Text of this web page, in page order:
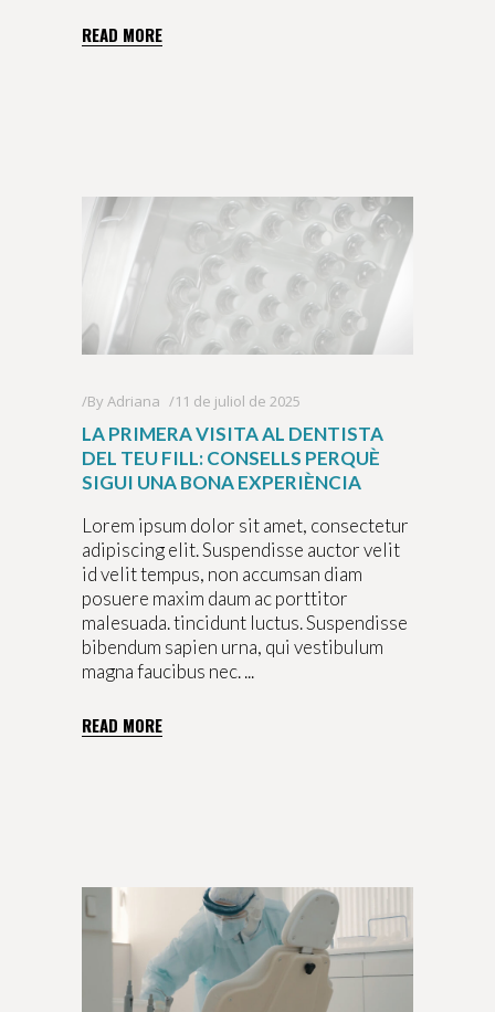
READ MORE
By Adriana 11 de juliol de 2025
LA PRIMERA VISITA AL DENTISTA
DEL TEU FILL: CONSELLS PERQUÈ
SIGUI UNA BONA EXPERIÈNCIA
Lorem ipsum dolor sit amet, consectetur
adipiscing elit. Suspendisse auctor velit
id velit tempus, non accumsan diam
posuere maxim daum ac porttitor
malesuada. tincidunt luctus. Suspendisse
bibendum sapien urna, qui vestibulum
magna faucibus nec.
READ MORE